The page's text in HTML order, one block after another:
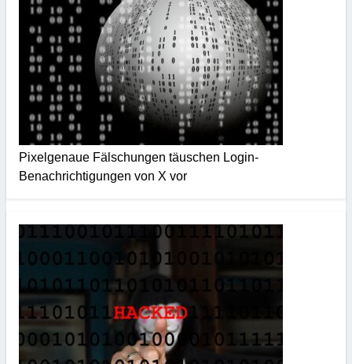
Pixelgenaue Fälschungen täuschen Login-
Benachrichtigungen von X vor